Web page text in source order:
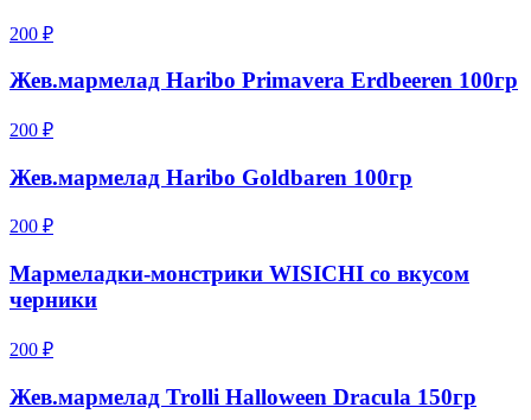
200 ₽
Жев.мармелад Haribo Primavera Erdbeeren 100гр
200 ₽
Жев.мармелад Haribo Goldbaren 100гр
200 ₽
Мармеладки-монстрики WISICHI со вкусом
черники
200 ₽
Жев.мармелад Trolli Halloween Dracula 150гр